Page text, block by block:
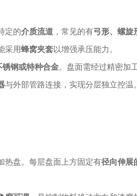
定的介质流道，常见的有弓形、螺旋
采用蜂窝夹套以增强承压能力。
钢或特种合金。盘面需经过精密加
与外部管路连接，实现分层独立控温。
热盘。每层盘面上方固定有径向伸展